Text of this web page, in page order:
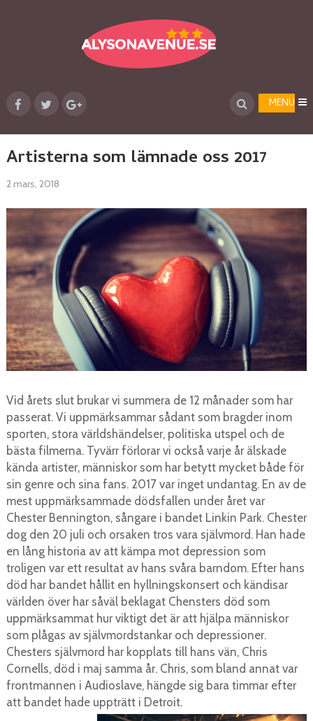
MENU
Artisterna som lämnade oss 2017
2 mars, 2018
Vid årets slut brukar vi summera de 12 månader som har
passerat. Vi uppmärksammar sådant som bragder inom
sporten, stora världshändelser, politiska utspel och de
bästa filmerna. Tyvärr förlorar vi också varje år älskade
kända artister, människor som har betytt mycket både för
sin genre och sina fans. 2017 var inget undantag. En av de
mest uppmärksammade dödsfallen under året var
Chester Bennington, sångare i bandet Linkin Park. Chester
dog den 20 juli och orsaken tros vara självmord. Han hade
en lång historia av att kämpa mot depression som
troligen var ett resultat av hans svåra barndom. Efter hans
död har bandet hållit en hyllningskonsert och kändisar
världen över har såväl beklagat Chensters död som
uppmärksammat hur viktigt det är att hjälpa människor
som plågas av självmordstankar och depressioner.
Chesters självmord har kopplats till hans vän, Chris
Cornells, död i maj samma år. Chris, som bland annat var
frontmannen i Audioslave, hängde sig bara timmar efter
att bandet hade uppträtt i Detroit.